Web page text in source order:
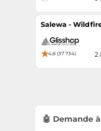
Salewa -
4,8 (37 734) 2
🤖 Demande